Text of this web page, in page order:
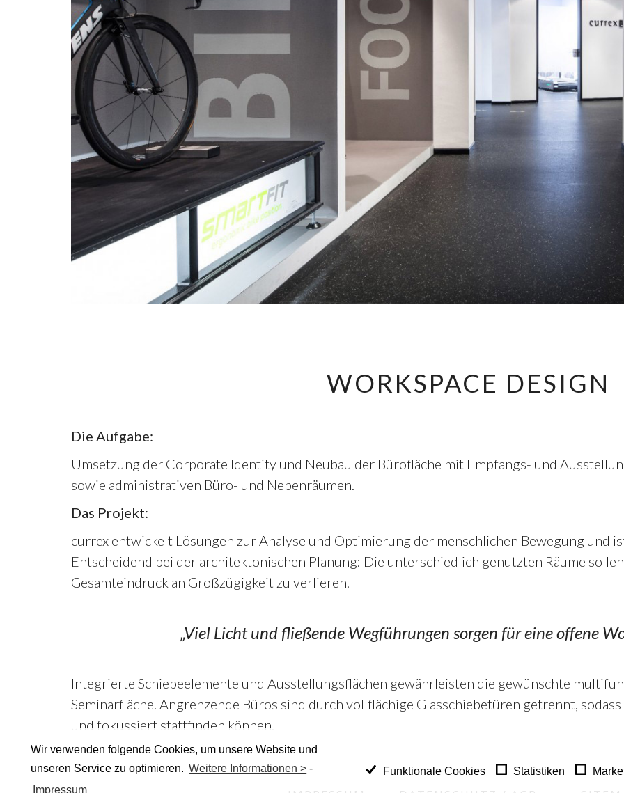
Wir verwenden folgende Cookies, um unsere Website und
unseren Service zu optimieren. Weitere Informationen > -
Impressum
Funktionale Cookies Statistiken
Previous
WORKSPACE DESIGN
Die Aufgabe:
Umsetzung der Corporate Identity und Neubau der Bürofläche mit Empfangs- und
sowie administrativen Büro- und Nebenräumen.
Das Projekt:
currex entwickelt Lösungen zur Analyse und Optimierung der menschlichen Bewegung und
Entscheidend bei der architektonischen Planung: Die unterschiedlich genutzten Räume
Gesamteindruck an Großzügigkeit zu verlieren.
„Viel Licht und fließende Wegführungen sorgen für eine offene
Integrierte Schiebeelemente und Ausstellungsflächen gewährleisten die gewünschte
Seminarfläche. Angrenzende Büros sind durch vollflächige Glasschiebetüren getrennt,
und fokussiert stattfinden können.